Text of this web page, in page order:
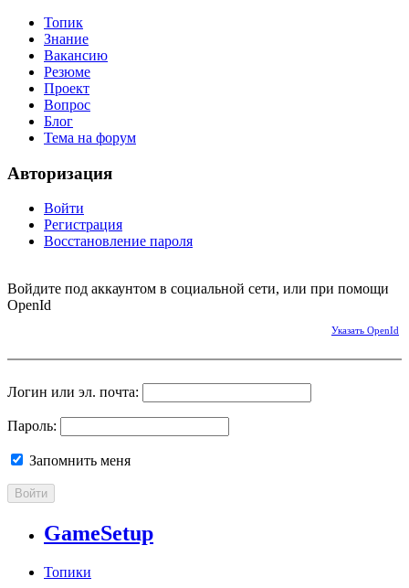
Топик
Знание
Вакансию
Резюме
Проект
Вопрос
Блог
Тема на форум
Авторизация
Войти
Регистрация
Восстановление пароля
Войдите под аккаунтом в социальной сети, или при помощи
OpenId
Указать OpenId
Логин или эл. почта:
Пароль:
Запомнить меня
Войти
GameSetup
Топики